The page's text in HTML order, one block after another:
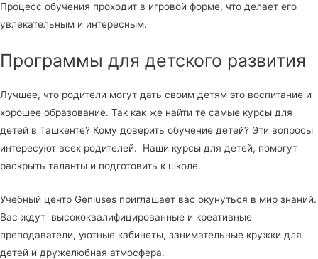
Процесс обучения проходит в игровой форме, что делает его
увлекательным и интересным.
Программы для детского развития
Лучшее, что родители могут дать своим детям это воспитание и
хорошее образование. Так как же найти те самые курсы для
детей в Ташкенте? Кому доверить обучение детей? Эти вопросы
интересуют всех родителей. Наши курсы для детей, помогут
раскрыть таланты и подготовить к школе.
Учебный центр Geniuses приглашает вас окунуться в мир знаний.
Вас ждут высококвалифицированные и креативные
преподаватели, уютные кабинеты, занимательные кружки для
детей и дружелюбная атмосфера.